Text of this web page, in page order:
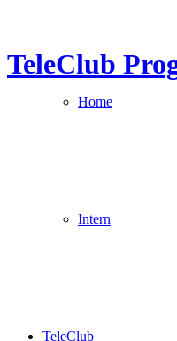
Home
Intern
TeleClub
TeleClub